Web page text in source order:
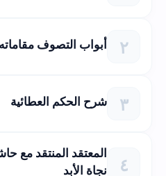
أبواب التصوف مقاماته
شرح الحكم العطائية
المعتقد المنتقد مع
نجاة الأبد